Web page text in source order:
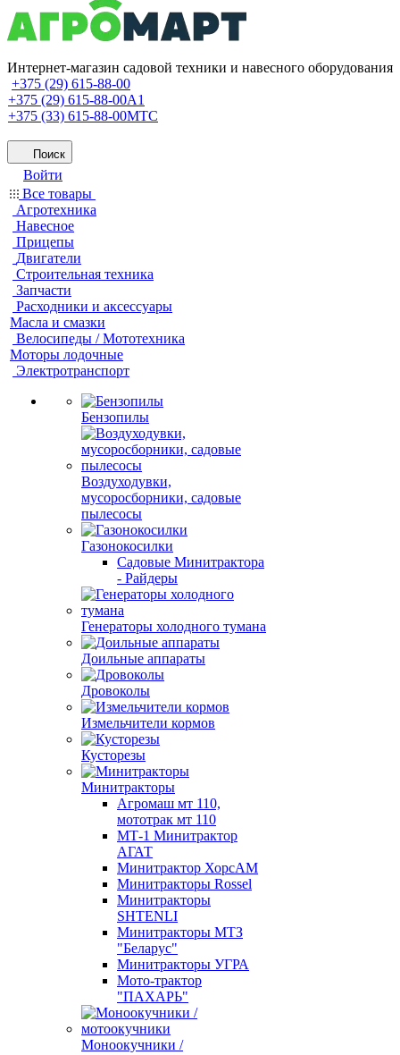
Интернет-магазин садовой техники и навесного оборудования
+375 (29) 615-88-00
+375 (29) 615-88-00A1
+375 (33) 615-88-00МТС
Поиск
Войти
Все товары
Агротехника
Навесное
Прицепы
Двигатели
Строительная техника
Запчасти
Расходники и аксессуары
Масла и смазки
Велосипеды / Мототехника
Моторы лодочные
Электротранспорт
Бензопилы
Воздуходувки,
мусоросборники, cадовые
пылесосы
Газонокосилки
Садовые Минитрактора
- Райдеры
Генераторы холодного тумана
Доильные аппараты
Дровоколы
Измельчители кормов
Кусторезы
Минитракторы
Агромаш мт 110,
мототрак мт 110
МТ-1 Минитрактор
АГАТ
Минитрактор ХорсАМ
Минитракторы Rossel
Минитракторы
SHTENLI
Минитракторы МТЗ
"Беларус"
Минитракторы УГРА
Мото-трактор
"ПАХАРЬ"
Моноокучники /